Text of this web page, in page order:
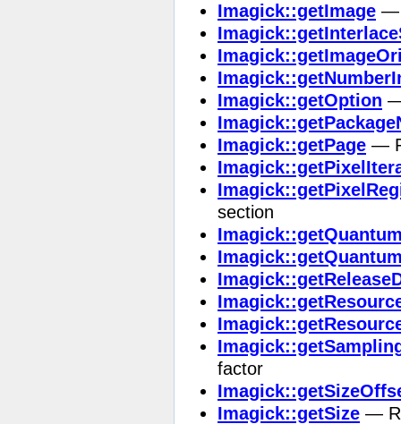
Imagick::getImage —
Imagick::getOption
Imagick::getPage —
section
factor
Imagick::getSize —